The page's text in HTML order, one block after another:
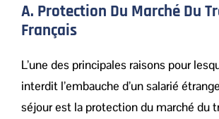
A. Protection Du Marché Du
Français
L’une des principales raisons pour
interdit l’embauche d’un salarié
séjour est la protection du marché du